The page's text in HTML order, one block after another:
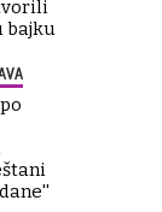
bajku